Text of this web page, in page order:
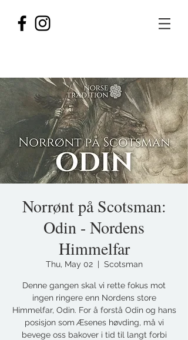
Norrønt på Scotsman:
Odin - Nordens
Himmelfar
Thu, May 02
  |
Scotsman
Denne gangen skal vi rette fokus mot
ingen ringere enn Nordens store
Himmelfar, Odin. For å forstå Odin og hans
posisjon som Æsenes høvding, må vi
bevege oss bakover i tid til langt forbi